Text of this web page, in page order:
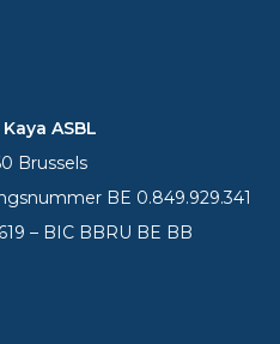
ASBL
Brussels
BE 0.849.929.341
– BIC BBRU BE BB